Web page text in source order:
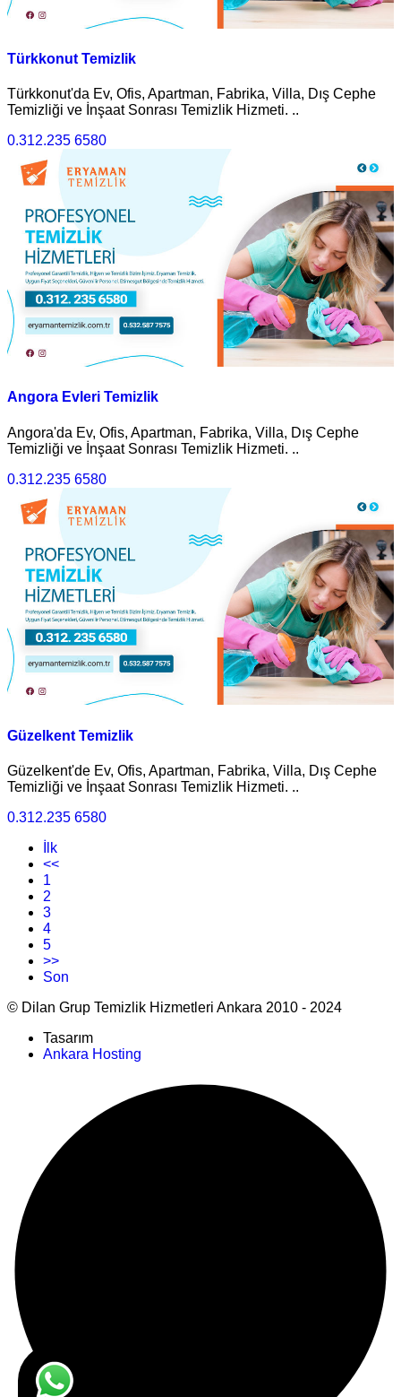
Türkkonut Temizlik
Türkkonut'da Ev, Ofis, Apartman, Fabrika, Villa, Dış Cephe
Temizliği ve İnşaat Sonrası Temizlik Hizmeti. ..
0.312.235 6580
Angora Evleri Temizlik
Angora'da Ev, Ofis, Apartman, Fabrika, Villa, Dış Cephe
Temizliği ve İnşaat Sonrası Temizlik Hizmeti. ..
0.312.235 6580
Güzelkent Temizlik
Güzelkent'de Ev, Ofis, Apartman, Fabrika, Villa, Dış Cephe
Temizliği ve İnşaat Sonrası Temizlik Hizmeti. ..
0.312.235 6580
İlk
<<
1
2
3
4
5
>>
Son
© Dilan Grup Temizlik Hizmetleri Ankara 2010 - 2024
Tasarım
Ankara Hosting